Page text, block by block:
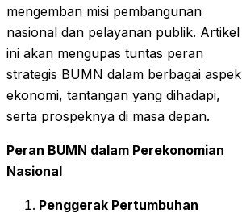
mengemban misi pembangunan
nasional dan pelayanan publik. Artikel
ini akan mengupas tuntas peran
strategis BUMN dalam berbagai aspek
ekonomi, tantangan yang dihadapi,
serta prospeknya di masa depan.
Peran BUMN dalam Perekonomian
Nasional
Penggerak Pertumbuhan